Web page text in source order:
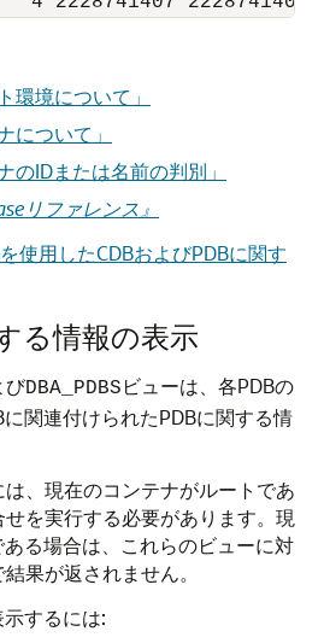
環境について」
について」
のIDまたは名前の判別」
リファレンス』
使用したCDBおよびPDBに関す
る情報の表示
びDBA_PDBS ビューは、各PDBの
関連付けられたPDBに関する情
、現在のコンテナがルートであ
を実行する必要があります。現
る場合は、これらのビューに対
果が返されません。
するには: